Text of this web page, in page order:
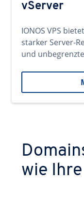
vServer
IONOS VPS
starker Server-
und
wie